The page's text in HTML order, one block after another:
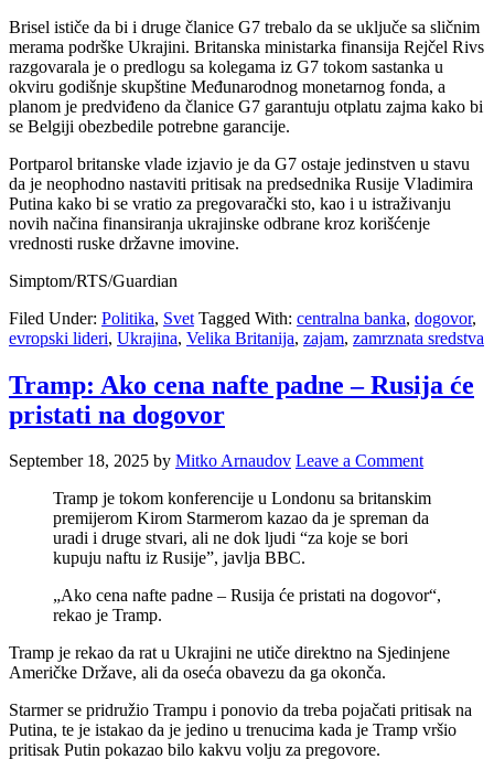
Brisel ističe da bi i druge članice G7 trebalo da se uključe sa sličnim
merama podrške Ukrajini. Britanska ministarka finansija Rejčel Rivs
razgovarala je o predlogu sa kolegama iz G7 tokom sastanka u
okviru godišnje skupštine Međunarodnog monetarnog fonda, a
planom je predviđeno da članice G7 garantuju otplatu zajma kako bi
se Belgiji obezbedile potrebne garancije.
Portparol britanske vlade izjavio je da G7 ostaje jedinstven u stavu
da je neophodno nastaviti pritisak na predsednika Rusije Vladimira
Putina kako bi se vratio za pregovarački sto, kao i u istraživanju
novih načina finansiranja ukrajinske odbrane kroz korišćenje
vrednosti ruske državne imovine.
Simptom/RTS/Guardian
Filed Under: Politika, Svet Tagged With: centralna banka, dogovor,
evropski lideri, Ukrajina, Velika Britanija, zajam, zamrznata sredstva
Tramp: Ako cena nafte padne – Rusija će
pristati na dogovor
September 18, 2025 by Mitko Arnaudov Leave a Comment
Tramp je tokom konferencije u Londonu sa britanskim
premijerom Kirom Starmerom kazao da je spreman da
uradi i druge stvari, ali ne dok ljudi “za koje se bori
kupuju naftu iz Rusije”, javlja BBC.
„Ako cena nafte padne – Rusija će pristati na dogovor“,
rekao je Tramp.
Tramp je rekao da rat u Ukrajini ne utiče direktno na Sjedinjene
Američke Države, ali da oseća obavezu da ga okonča.
Starmer se pridružio Trampu i ponovio da treba pojačati pritisak na
Putina, te je istakao da je jedino u trenucima kada je Tramp vršio
pritisak Putin pokazao bilo kakvu volju za pregovore.